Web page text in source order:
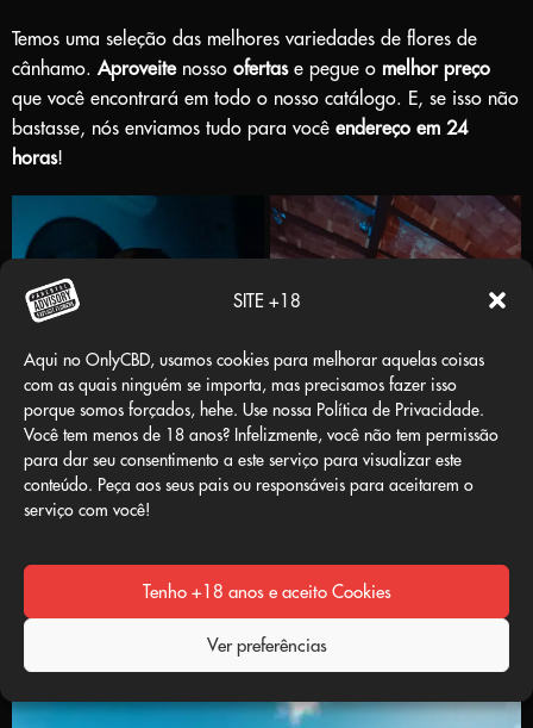
SITE +18
Aqui no OnlyCBD, usamos cookies para melhorar aquelas coisas
com as quais ninguém se importa, mas precisamos fazer isso
porque somos forçados, hehe. Use nossa Política de Privacidade.
Você tem menos de 18 anos? Infelizmente, você não tem permissão
para dar seu consentimento a este serviço para visualizar este
conteúdo. Peça aos seus pais ou responsáveis para aceitarem o
serviço com você!
Tenho +18 anos e aceito Cookies
Ver preferências
Temos uma seleção das melhores variedades de flores de
cânhamo.Aproveitenosso ofertase pegue o melhor preço
que você encontrará em todo o nosso catálogo. E, se isso não
bastasse, nós enviamos tudo para você endereço em 24
horas!